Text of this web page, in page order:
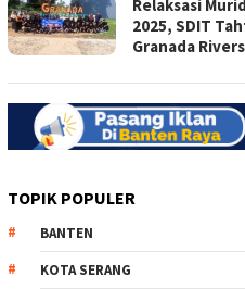
Relaksasi
2025, SDIT
Granada
TOPIK POPULER
BANTEN
KOTA SERANG